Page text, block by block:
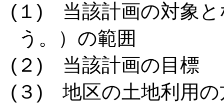
(１) 当該計画の対象と
う。）の範囲
(２) 当該計画の目標
(３) 地区の土地利用の